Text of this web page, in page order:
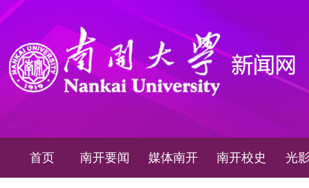
首页 南开要闻 媒体南开 南开校史 光